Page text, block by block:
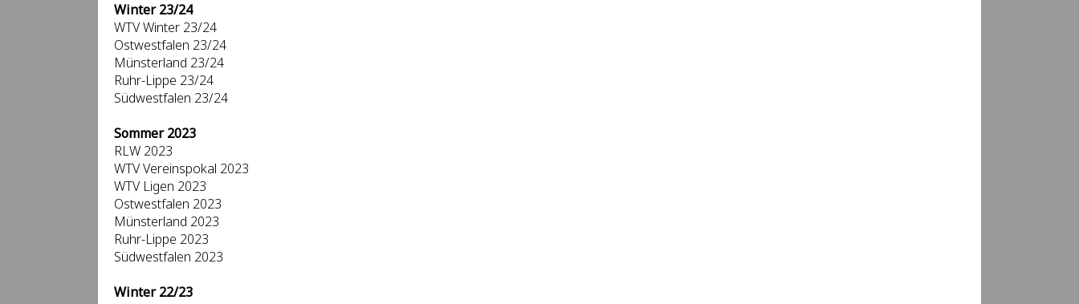
Winter 23/24
WTV Winter 23/24
Ostwestfalen 23/24
Münsterland 23/24
Ruhr-Lippe 23/24
Südwestfalen 23/24
Sommer 2023
RLW 2023
WTV Vereinspokal 2023
WTV Ligen 2023
Ostwestfalen 2023
Münsterland 2023
Ruhr-Lippe 2023
Südwestfalen 2023
Winter 22/23